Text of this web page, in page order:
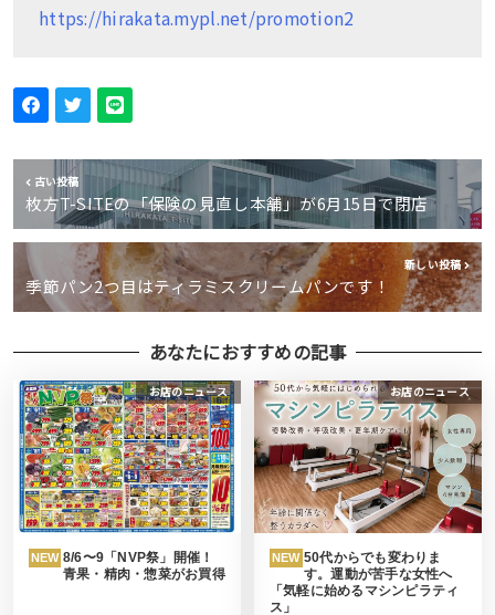
https://hirakata.mypl.net/promotion2
古い投稿
枚方T-SITEの「保険の見直し本舗」が6月15日で閉店
新しい投稿
季節パン2つ目はティラミスクリームパンです！
あなたにおすすめの記事
お店のニュース
NEW 8/6〜9「NVP祭」開催！
青果・精肉・惣菜がお買得
お店のニュース
NEW 50代からでも変わりま
す。運動が苦手な女性へ
「気軽に始めるマシンピラティ
ス」